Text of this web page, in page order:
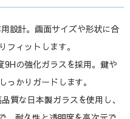
設計。画面サイズや形状に合
フィットします。
9Hの強化ガラスを採用。鍵や
っかりガードします。
質な日本製ガラスを使用し、